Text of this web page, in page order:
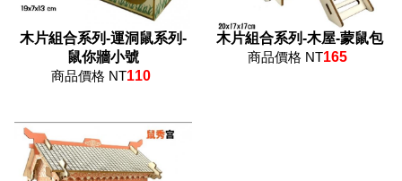
木片組合系列-運洞鼠系列-
鼠你牆小號
商品價格 NT110
木片組合系列-木屋-蒙鼠包
商品價格 NT165